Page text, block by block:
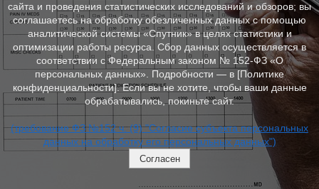
сайта и проведения статистических исследований и обзоров; вы
соглашаетесь на обработку обезличенных данных с помощью
аналитической системы «Спутник» в целях статистики и
оптимизации работы ресурса. Сбор данных осуществляется в
соответствии с Федеральным законом № 152‑ФЗ «О
персональных данных». Подробности — в [Политике
конфиденциальности]. Если вы не хотите, чтобы ваши данные
обрабатывались, покиньте сайт.
(требование ФЗ №152 ч. (9) "Согласие субъекта персональных
данных на обработку его персональных данных")
Согласен